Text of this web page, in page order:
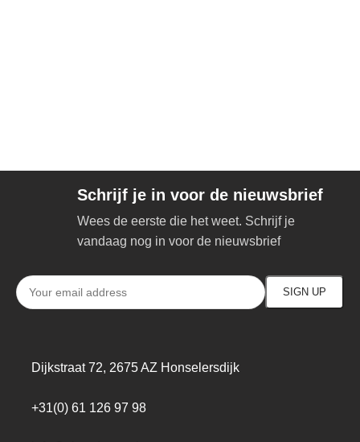
Schrijf je in voor de nieuwsbrief
Wees de eerste die het weet. Schrijf je
vandaag nog in voor de nieuwsbrief
Dijkstraat 72, 2675 AZ Honselersdijk
+31(0) 61 126 97 98